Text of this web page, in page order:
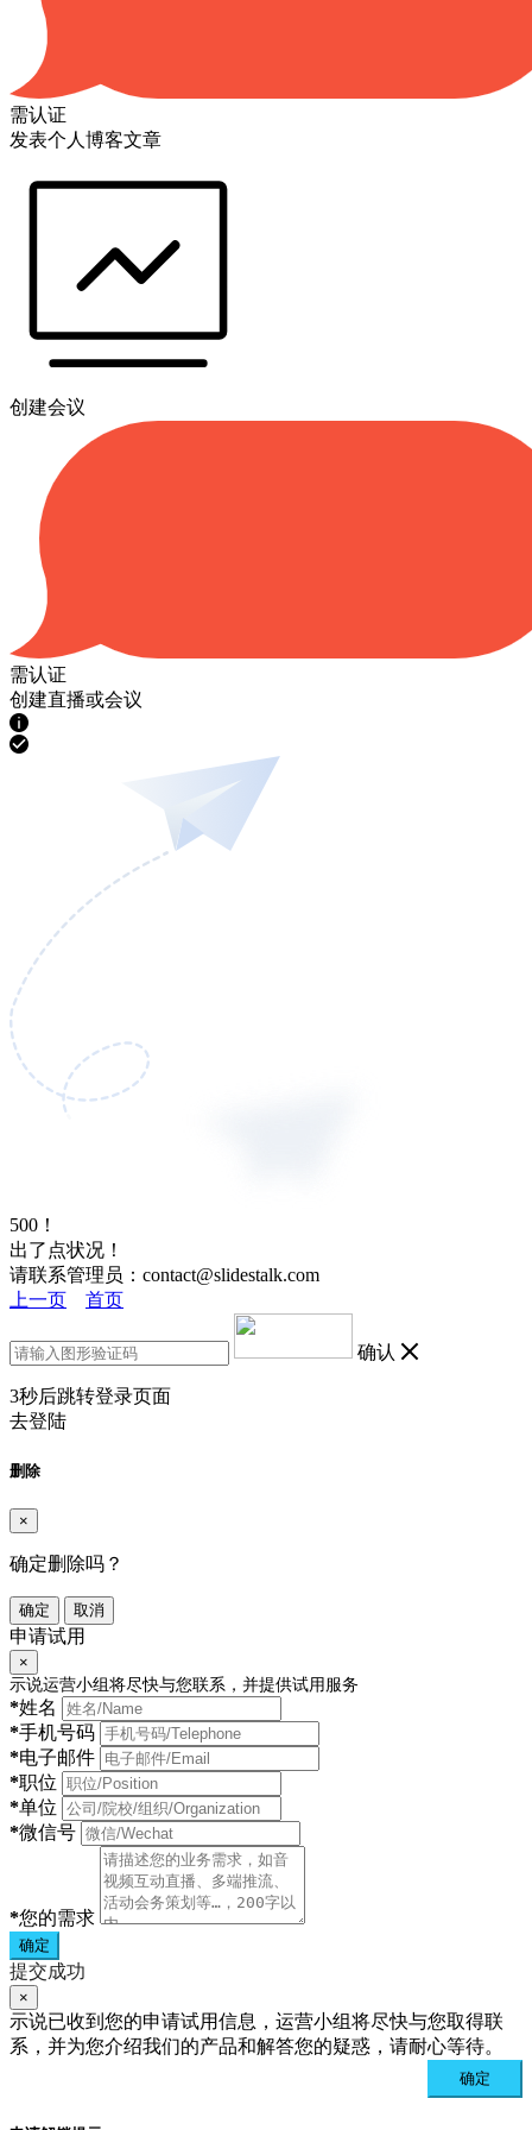
需认证
发表个人博客文章
创建会议
需认证
创建直播或会议
500！
出了点状况！
请联系管理员：contact@slidestalk.com
上一页
首页
确认
3秒后跳转登录页面
去登陆
删除
×
确定删除吗？
确定 取消
申请试用
×
示说运营小组将尽快与您联系，并提供试用服务
*姓名
*手机号码
*电子邮件
*职位
*单位
*微信号
*您的需求
确定
提交成功
×
示说已收到您的申请试用信息，运营小组将尽快与您取得联
系，并为您介绍我们的产品和解答您的疑惑，请耐心等待。
确定